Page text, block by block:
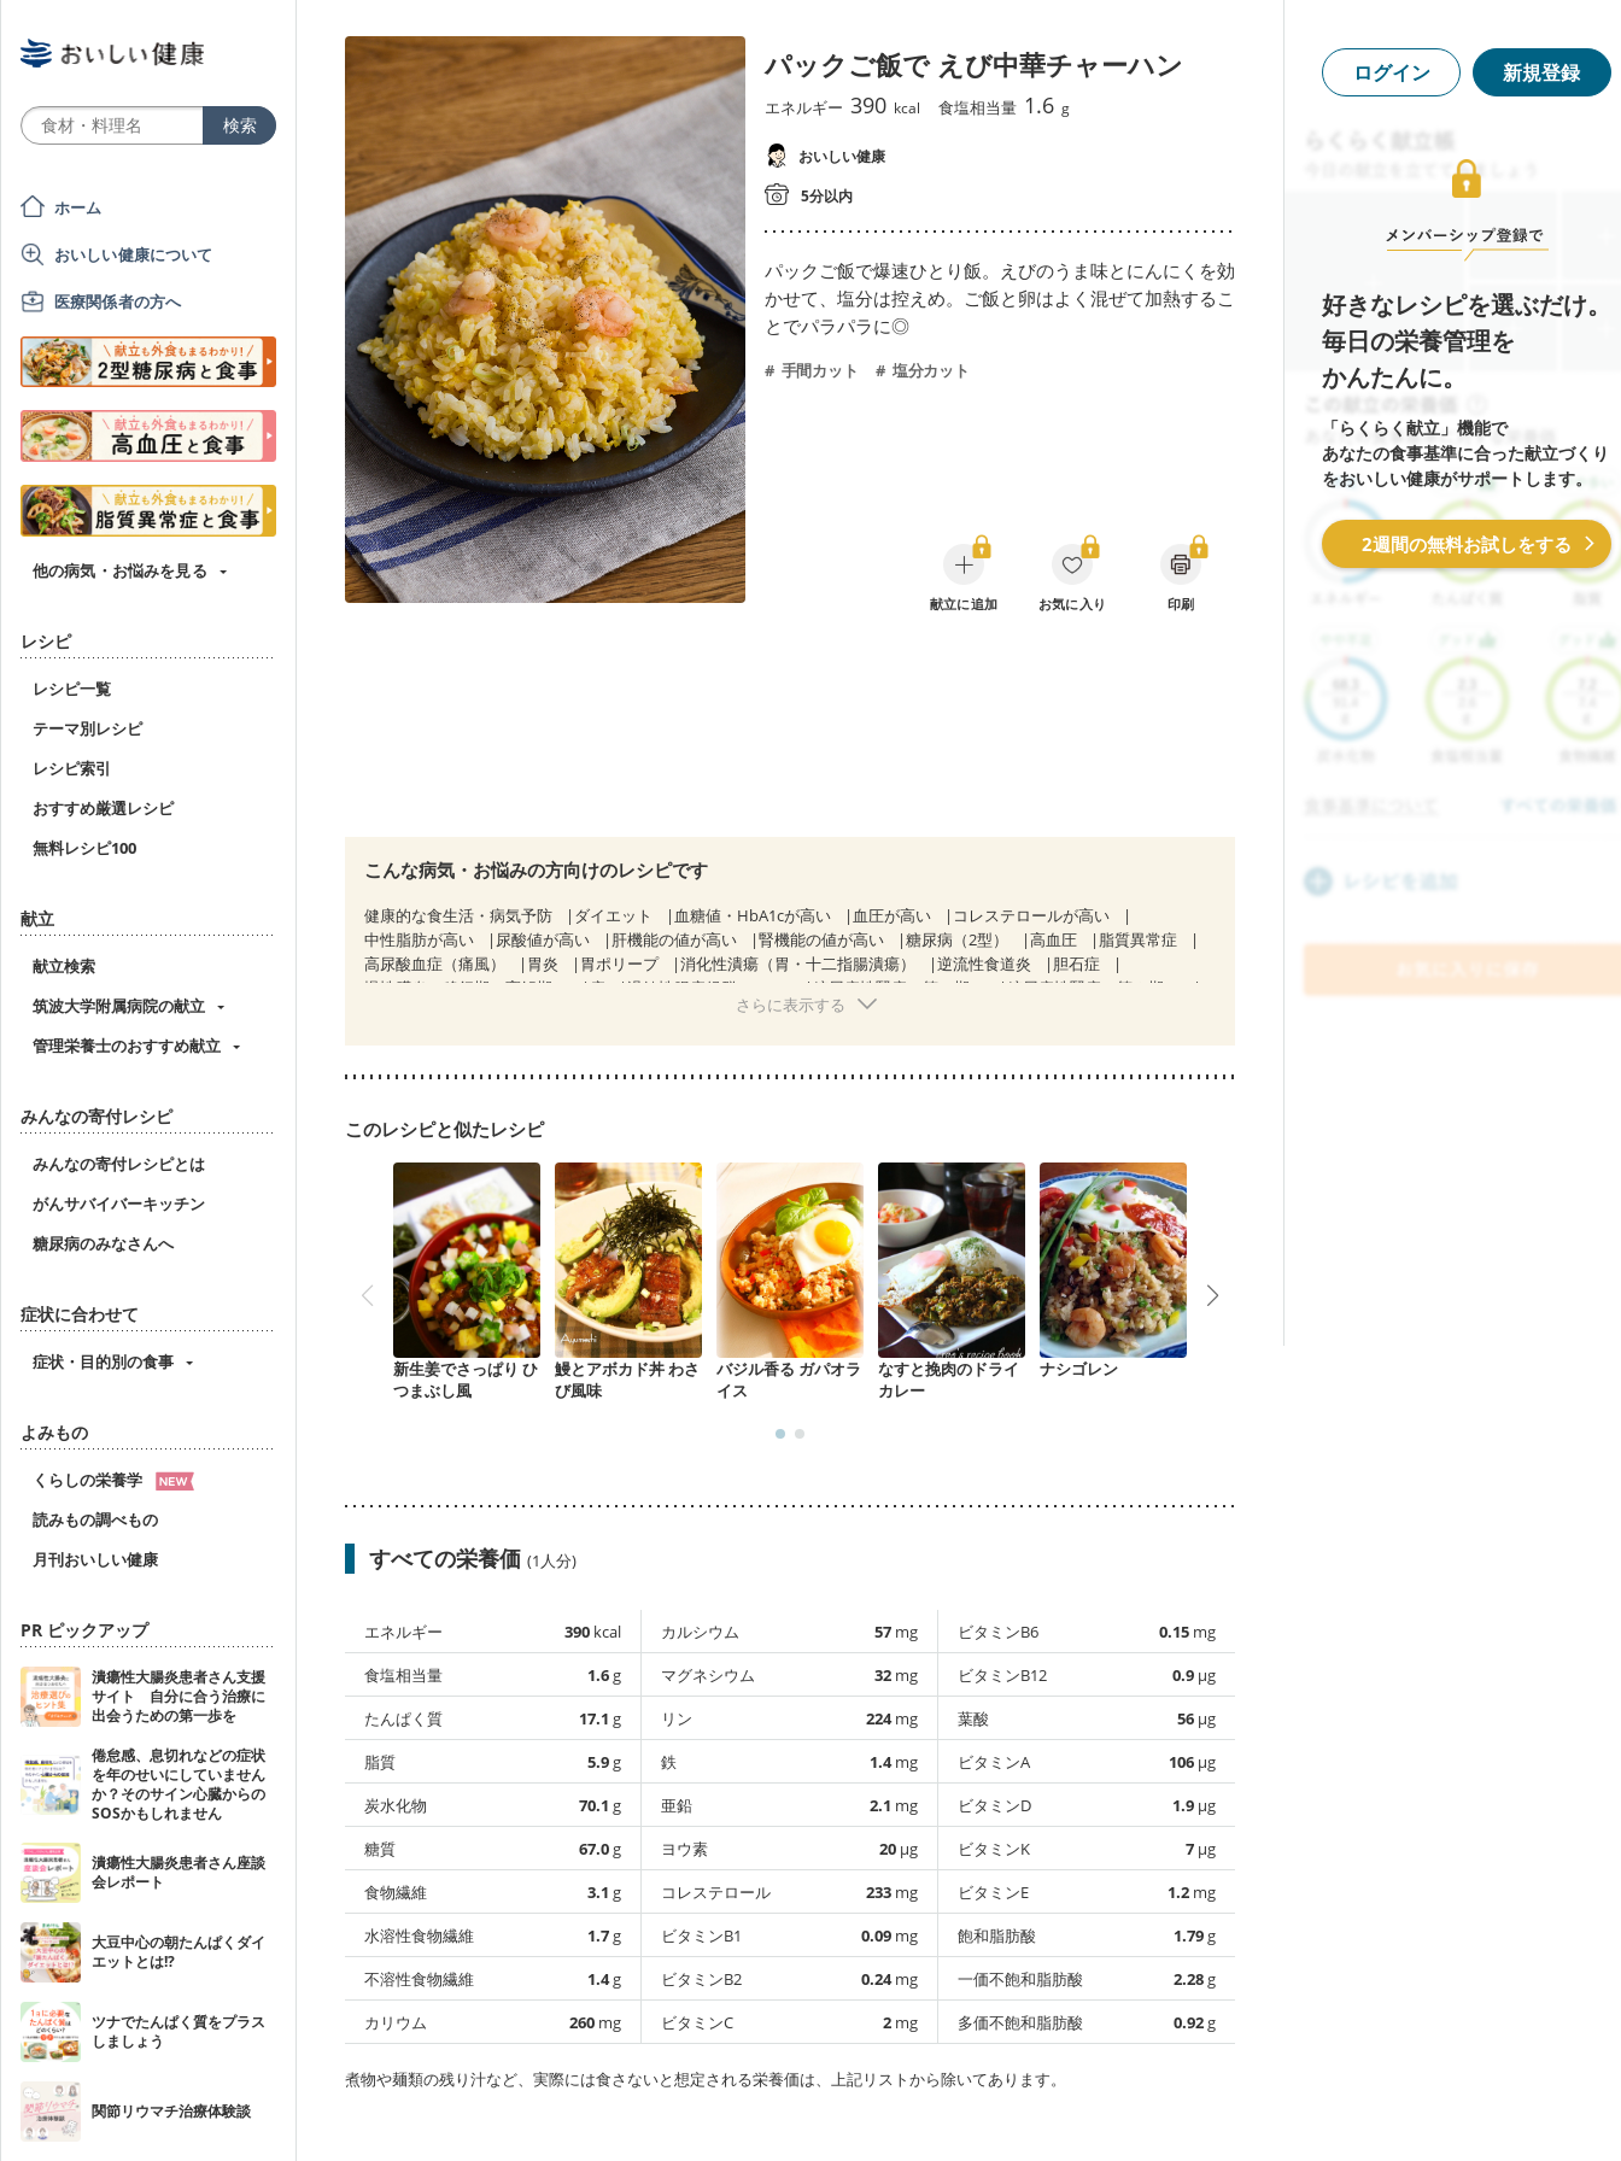
ホーム
おいしい健康について
医療関係者の方へ
他の病気・お悩みを見る
レシピ
レシピ一覧
テーマ別レシピ
レシピ索引
おすすめ厳選レシピ
無料レシピ100
献立
献立検索
筑波大学附属病院の献立
管理栄養士のおすすめ献立
みんなの寄付レシピ
みんなの寄付レシピとは
がんサバイバーキッチン
糖尿病のみなさんへ
症状に合わせて
症状・目的別の食事
よみもの
くらしの栄養学
読みもの調べもの
月刊おいしい健康
PR ピックアップ
潰瘍性大腸炎患者さん支援
サイト 自分に合う治療に
出会うための第一歩を
倦怠感、息切れなどの症状
を年のせいにしていません
か？そのサイン心臓からの
SOSかもしれません
潰瘍性大腸炎患者さん座談
会レポート
大豆中心の朝たんぱくダイ
エットとは!?
ツナでたんぱく質をプラス
しましょう
関節リウマチ治療体験談
パックご飯で えび中華チャーハン
エネルギー 390 kcal 食塩相当量 1.6 g
おいしい健康
5分以内
パックご飯で爆速ひとり飯。えびのうま味とにんにくを効
かせて、塩分は控えめ。ご飯と卵はよく混ぜて加熱するこ
とでパラパラに◎
手間カット 塩分カット
献立に追加 お気に入り 印刷
こんな病気・お悩みの方向けのレシピです
健康的な食生活・病気予防 ダイエット 血糖値・HbA1cが高い 血圧が高い
コレステロールが高い
中性脂肪が高い
尿酸値が高い 肝機能の値が高い 腎機能の値が高い 糖尿病（2型） 高血圧
脂質異常症
高尿酸血症（痛風）
胃炎 胃ポリープ 消化性潰瘍（胃・十二指腸潰瘍） 逆流性食道炎
胆石症
慢性膵炎（移行期・寛解期）
痔 過敏性腸症候群（IBS） 糖尿病性腎症（第１期）
糖尿病性腎症（第２期）
CKD（ステージ２）
大腸がん治療を終えた方・経過観察中の方
大腸がん（抗がん剤治療中）
大腸がん（放射線治療中）
妊婦健診・血圧が気になる（初期）
フレイル（年齢に合わせた体作り）
貧血対策 ニキビ・肌荒れ 妊活中 更年期
さらに表示する
このレシピと似たレシピ
新生姜でさっぱり ひ
つまぶし風
鰻とアボカド丼 わさ
び風味
バジル香る ガパオラ
イス
なすと挽肉のドライ
カレー
ナシゴレン
すべての栄養価 (1人分)
エネルギー 390 kcal
食塩相当量
1.6g
たんぱく質
17.1 g
脂質
5.9g
炭水化物
70.1 g
糖質
67.0g
食物繊維
3.1 g
水溶性食物繊維
1.7g
不溶性食物繊維
1.4g
カリウム
260 mg
カルシウム 57 mg
マグネシウム
32 mg
リン
224mg
鉄
1.4mg
亜鉛
2.1 mg
ヨウ素
20 µg
コレステロール
233 mg
ビタミンB1
0.09 mg
ビタミンB2
0.24mg
ビタミンC
2 mg
ビタミンB6 0.15 mg
ビタミンB12
0.9 µg
葉酸
56 µg
ビタミンA
106 µg
ビタミンD
1.9 µg
ビタミンK
7 µg
ビタミンE
1.2 mg
飽和脂肪酸
1.79g
一価不飽和脂肪酸
2.28g
多価不飽和脂肪酸
0.92g
煮物や麺類の残り汁など、実際には食さないと想定される栄養価は、上記リストから除いてあります。
ログイン 新規登録
好きなレシピを選ぶだけ。
毎日の栄養管理を
かんたんに。
「らくらく献立」機能で
あなたの食事基準に合った献立づくり
をおいしい健康がサポートします。
2週間の無料お試しをする